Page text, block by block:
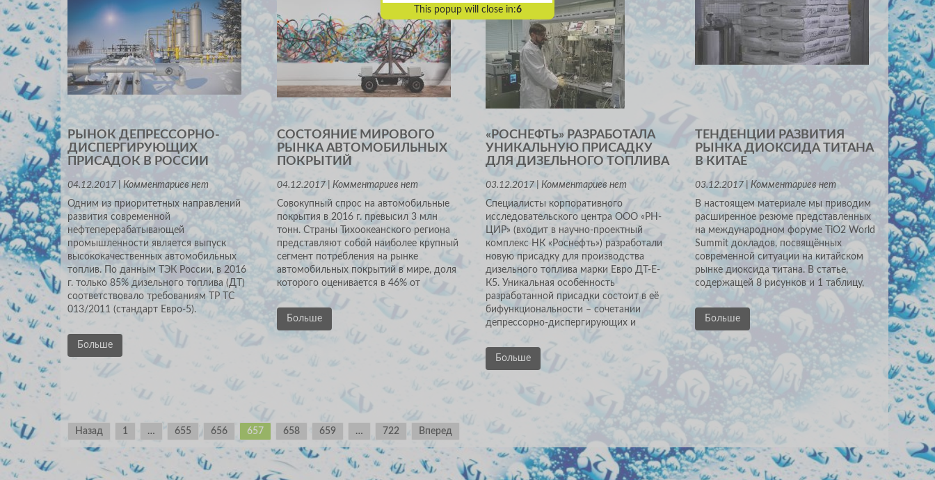
РЫНОК ДЕПРЕССОРНО-
ДИСПЕРГИРУЮЩИХ
ПРИСАДОК В РОССИИ
04.12.2017 | Комментариев нет
Одним из приоритетных направлений
развития современной
нефтеперерабатывающей
промышленности является выпуск
высококачественных автомобильных
топлив. По данным ТЭК России, в 2016
г. только 85% дизельного топлива (ДТ)
соответствовало требованиям ТР ТС
013/2011 (стандарт Евро-5).
Больше
СОСТОЯНИЕ МИРОВОГО
РЫНКА АВТОМОБИЛЬНЫХ
ПОКРЫТИЙ
04.12.2017 | Комментариев нет
Cовокупный спрос на автомобильные
покрытия в 2016 г. превысил 3 млн
тонн. Страны Тихоокеанского региона
представляют собой наиболее крупный
сегмент потребления на рынке
автомобильных покрытий в мире, доля
которого оценивается в 46% от
Больше
«РОСНЕФТЬ» РАЗРАБОТАЛА
УНИКАЛЬНУЮ ПРИСАДКУ
ДЛЯ ДИЗЕЛЬНОГО ТОПЛИВА
03.12.2017 | Комментариев нет
Специалисты корпоративного
исследовательского центра ООО «РН-
ЦИР» (входит в научно-проектный
комплекс НК «Роснефть») разработали
новую присадку для производства
дизельного топлива марки Евро ДТ-Е-
К5. Уникальная особенность
разработанной присадки состоит в её
бифункциональности – сочетании
депрессорно-диспергирующих и
Больше
ТЕНДЕНЦИИ РАЗВИТИЯ
РЫНКА ДИОКСИДА ТИТАНА
В КИТАЕ
03.12.2017 | Комментариев нет
В настоящем материале мы приводим
расширенное резюме представленных
на международном форуме TiO2 World
Summit докладов, посвящённых
современной ситуации на китайском
рынке диоксида титана. В статье,
содержащей 8 рисунков и 1 таблицу,
Больше
Навигация
по
записям
Назад 1 … 655 656 657 658 659 … 722 Вперед
This popup will close in:5